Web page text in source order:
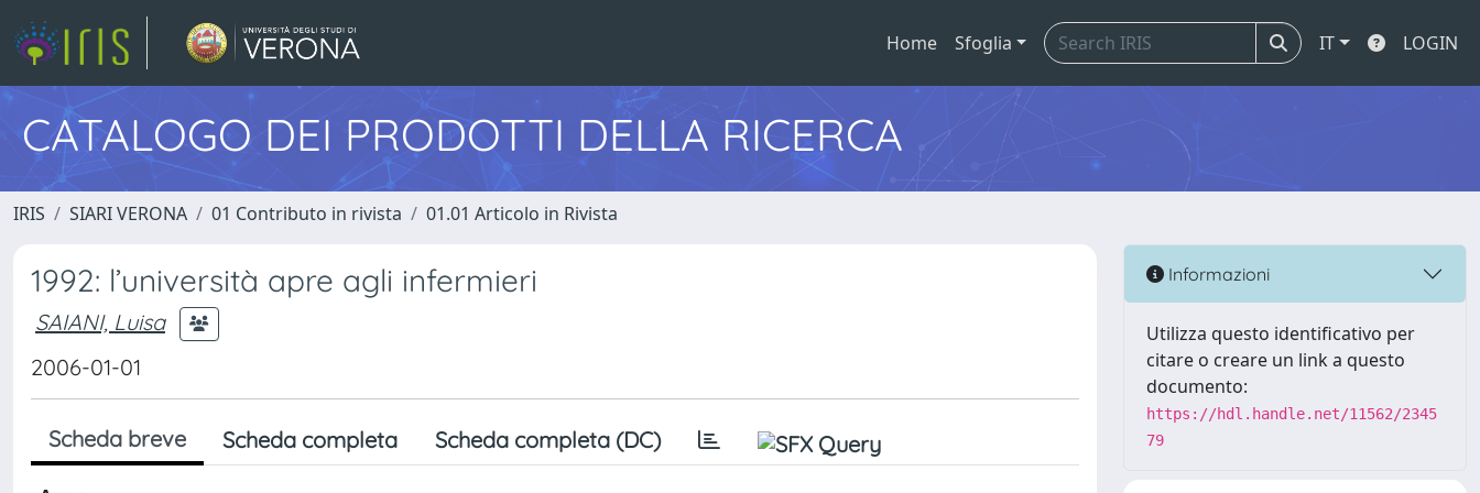
Home Sfoglia IT LOGIN
CATALOGO DEI PRODOTTI DELLA RICERCA
IRIS SIARI VERONA 01 Contributo in rivista 01.01 Articolo in Rivista
1992: l’università apre agli infermieri
SAIANI, Luisa
2006-01-01
Scheda breve Scheda completa Scheda completa (DC)
Informazioni
Utilizza questo identificativo per
citare o creare un link a questo
documento:
https://hdl.handle.net/11562/2345
79